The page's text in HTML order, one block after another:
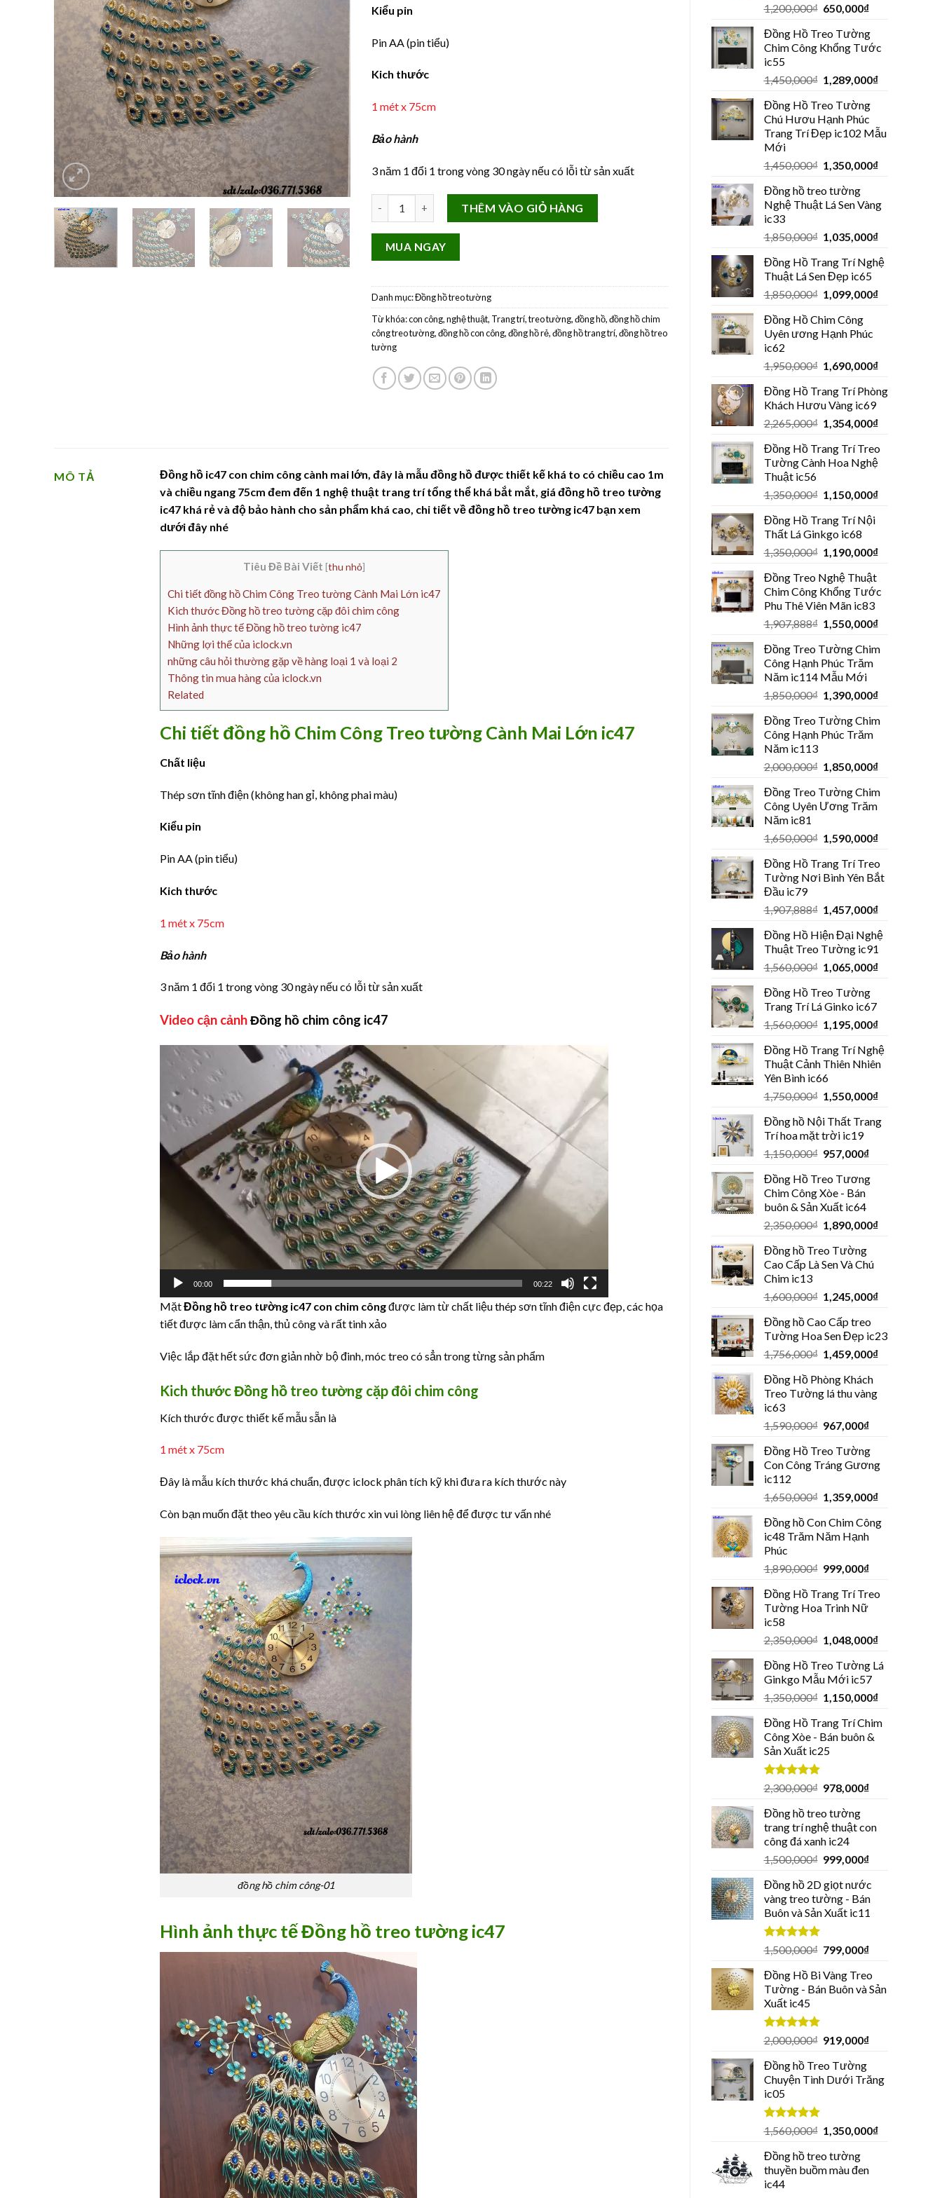
1,200,000₫ 650,000₫
Đồng Hồ Treo Tường
Chim Công Khổng Tước
ic55
1,450,000₫ 1,289,000₫
Đồng Hồ Treo Tường
Chú Hươu Hạnh Phúc
Trang Trí Đẹp ic102 Mẫu
Mới
1,450,000₫ 1,350,000₫
Đồng hồ treo tường
Nghệ Thuật Lá Sen Vàng
ic33
1,850,000₫ 1,035,000₫
Đồng Hồ Trang Trí Nghệ
Thuật Lá Sen Đẹp ic65
1,850,000₫ 1,099,000₫
Đồng Hồ Chim Công
Uyên ương Hạnh Phúc
ic62
1,950,000₫ 1,690,000₫
Đồng Hồ Trang Trí Phòng
Khách Hươu Vàng ic69
2,265,000₫ 1,354,000₫
Đồng Hồ Trang Trí Treo
Tường Cành Hoa Nghệ
Thuật ic56
1,350,000₫ 1,150,000₫
Đồng Hồ Trang Trí Nội
Thất Lá Ginkgo ic68
1,350,000₫ 1,190,000₫
Đồng Treo Nghệ Thuật
Chim Công Khổng Tước
Phu Thê Viên Mãn ic83
1,907,888₫ 1,550,000₫
Đồng Treo Tường Chim
Công Hạnh Phúc Trăm
Năm ic114 Mẫu Mới
1,850,000₫ 1,390,000₫
Đồng Treo Tường Chim
Công Hạnh Phúc Trăm
Năm ic113
2,000,000₫ 1,850,000₫
Đồng Treo Tường Chim
Công Uyên Ương Trăm
Năm ic81
1,650,000₫ 1,590,000₫
Đồng Hồ Trang Trí Treo
Tường Nơi Bình Yên Bắt
Đầu ic79
1,907,888₫ 1,457,000₫
Đồng Hồ Hiện Đại Nghệ
Thuật Treo Tường ic91
1,560,000₫ 1,065,000₫
Đồng Hồ Treo Tường
Trang Trí Lá Ginko ic67
1,560,000₫ 1,195,000₫
Đồng Hồ Trang Trí Nghệ
Thuật Cảnh Thiên Nhiên
Yên Bình ic66
1,750,000₫ 1,550,000₫
Đồng hồ Nội Thất Trang
Trí hoa mặt trời ic19
1,150,000₫ 957,000₫
Đồng Hồ Treo Tương
Chim Công Xòe - Bán
buôn & Sản Xuất ic64
2,350,000₫ 1,890,000₫
Đồng hồ Treo Tường
Cao Cấp Là Sen Và Chú
Chim ic13
1,600,000₫ 1,245,000₫
Đồng hồ Cao Cấp treo
Tường Hoa Sen Đẹp ic23
1,756,000₫ 1,459,000₫
Đồng Hồ Phòng Khách
Treo Tường lá thu vàng
ic63
1,590,000₫ 967,000₫
Đồng Hồ Treo Tường
Con Công Tráng Gương
ic112
1,650,000₫ 1,359,000₫
Đồng hồ Con Chim Công
ic48 Trăm Năm Hạnh
Phúc
1,890,000₫ 999,000₫
Đồng Hồ Trang Trí Treo
Tường Hoa Trinh Nữ
ic58
2,350,000₫ 1,048,000₫
Đồng Hồ Treo Tường Lá
Ginkgo Mẫu Mới ic57
1,350,000₫ 1,150,000₫
Đồng Hồ Trang Trí Chim
Công Xòe - Bán buôn &
Sản Xuất ic25
Được xếp
hạng 4.94
5 sao
2,300,000₫ 978,000₫
Đồng hồ treo tường
trang trí nghệ thuật con
công đá xanh ic24
1,500,000₫ 999,000₫
Đồng hồ 2D giọt nước
vàng treo tường - Bán
Buôn và Sản Xuất ic11
Được xếp
hạng 5.00
5 sao
1,500,000₫ 799,000₫
Đồng Hồ Bi Vàng Treo
Tường - Bán Buôn và Sản
Xuất ic45
Được xếp
hạng 5.00
5 sao
2,000,000₫ 919,000₫
Đồng hồ Treo Tường
Chuyện Tình Dưới Trăng
ic05
Được xếp
hạng 5.00
5 sao
1,560,000₫ 1,350,000₫
Đồng hồ treo tường
thuyền buồm màu đen
ic44
Kiểu pin
Pin AA (pin tiểu)
Kich thước
1 mét x 75cm
Bảo hành
3 năm 1 đổi 1 trong vòng 30 ngày nếu có lỗi từ sản xuất
Đồng hồ Chim Công Treo tường cành mai lớn ic47 số lượng
THÊM VÀO GIỎ HÀNG
MUA NGAY
Danh mục:Đồng hồ treo tường
Từ khóa:con công,nghệ thuật, Trang trí,treo tường,đồng hồ,đồng hồ chim
công treo tường,đồng hồ con công,đồng hồ rẻ,đồng hồ trang trí,đồng hồ treo
tường
MÔ TẢ
Đồng hồ ic47 con chim công cành mai lớn, đây là mẫu đồng hồ được thiết kế khá to có chiều cao 1m
và chiều ngang 75cm đem đến 1 nghệ thuật trang trí tổng thể khá bắt mắt, giá đồng hồ treo tường
ic47 khá rẻ và độ bảo hành cho sản phẩm khá cao, chi tiết về đồng hồ treo tường ic47 bạn xem
dưới đây nhé
Tiêu Đề Bài Viết [thu nhỏ]
Chi tiết đồng hồ Chim Công Treo tường Cành Mai Lớn ic47
Kich thước Đồng hồ treo tường cặp đôi chim công
Hình ảnh thực tế Đồng hồ treo tường ic47
Những lợi thế của iclock.vn
những câu hỏi thường gặp về hàng loại 1 và loại 2
Thông tin mua hàng của iclock.vn
Related
Chi tiết đồng hồ Chim Công Treo tường Cành Mai Lớn ic47
Chất liệu
Thép sơn tĩnh điện (không han gỉ, không phai màu)
Kiểu pin
Pin AA (pin tiểu)
Kich thước
1 mét x 75cm
Bảo hành
3 năm 1 đổi 1 trong vòng 30 ngày nếu có lỗi từ sản xuất
Video cận cảnhĐồng hồ chim công ic47
Trình
Video
00:00 00:22
MặtĐồng hồ treo tường ic47 con chim côngđược làm từ chất liệu thép sơn tĩnh điện cực đẹp, các họa
tiết được làm cẩn thận, thủ công và rất tinh xảo
Việc lắp đặt hết sức đơn giản nhờ bộ đinh, móc treo có sẳn trong từng sản phẩm
Kich thước Đồng hồ treo tường cặp đôi chim công
Kích thước được thiết kế mẫu sẵn là
1 mét x 75cm
Đây là mẫu kích thước khá chuẩn, được iclock phân tích kỹ khi đưa ra kích thước này
Còn bạn muốn đặt theo yêu cầu kích thước xin vui lòng liên hệ để được tư vấn nhé
đồng hồ chim công-01
Hình ảnh thực tế Đồng hồ treo tường ic47